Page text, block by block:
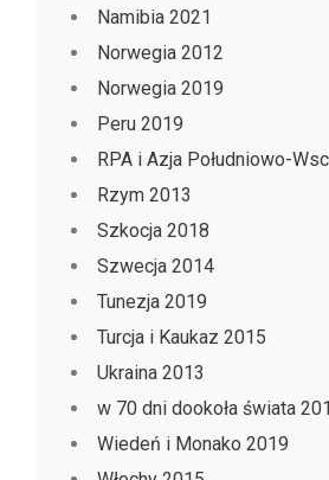
Namibia 2021
Norwegia 2012
Norwegia 2019
Peru 2019
RPA i Azja Południowo-
Rzym 2013
Szkocja 2018
Szwecja 2014
Tunezja 2019
Turcja i Kaukaz 2015
Ukraina 2013
w 70 dni dookoła świata
Wiedeń i Monako 2019